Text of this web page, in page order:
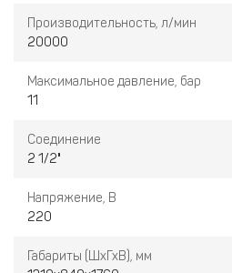
Производительность, л/мин
20000
Максимальное давление, бар
11
Соединение
2 1/2"
Напряжение, В
220
Габариты (ШхГхВ), мм